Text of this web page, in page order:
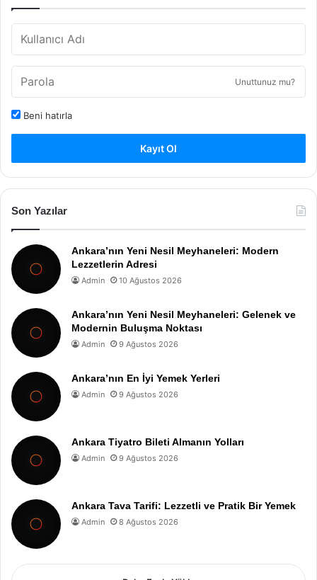
Unuttunuz mu?
Beni hatırla
Kayıt Ol
Son Yazılar
Ankara’nın Yeni Nesil Meyhaneleri: Modern
Lezzetlerin Adresi
Admin 10 Ağustos 2026
Ankara’nın Yeni Nesil Meyhaneleri: Gelenek ve
Modernin Buluşma Noktası
Admin 9 Ağustos 2026
Ankara’nın En İyi Yemek Yerleri
Admin 9 Ağustos 2026
Ankara Tiyatro Bileti Almanın Yolları
Admin 9 Ağustos 2026
Ankara Tava Tarifi: Lezzetli ve Pratik Bir Yemek
Admin 8 Ağustos 2026